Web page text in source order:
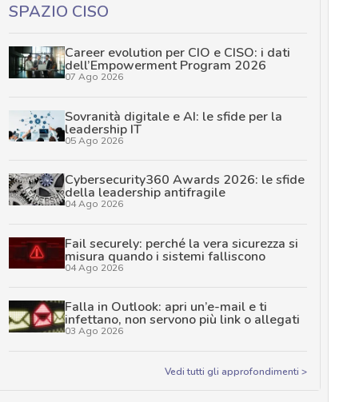
SPAZIO CISO
Career evolution per CIO e CISO: i dati
dell’Empowerment Program 2026
07 Ago 2026
Sovranità digitale e AI: le sfide per la
leadership IT
05 Ago 2026
Cybersecurity360 Awards 2026: le sfide
della leadership antifragile
04 Ago 2026
Fail securely: perché la vera sicurezza si
misura quando i sistemi falliscono
04 Ago 2026
Falla in Outlook: apri un’e-mail e ti
infettano, non servono più link o allegati
03 Ago 2026
Vedi tutti gli approfondimenti >